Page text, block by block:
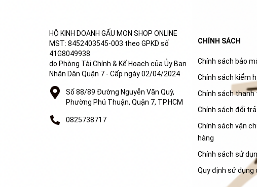
HỘ KINH DOANH GẤU MON SHOP ONLINE
MST: 8452403545-003 theo GPKD số
41G8049938
do Phòng Tài Chính & Kế Hoạch của Ủy Ban
Nhân Dân Quận 7 - Cấp ngày 02/04/2024
Số 88/89 Đường Nguyễn Văn Quỳ,
Phường Phú Thuận, Quận 7, TP.HCM
0825738717
CHÍNH SÁCH
Chính sách bảo
Chính sách kiểm
Chính sách thanh
Chính sách đổi
Chính sách vận
hàng
Chính sách sử
Quy định sử dụng